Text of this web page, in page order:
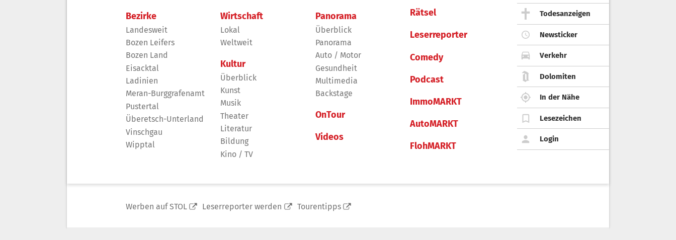
Bezirke
Landesweit
Bozen Leifers
Bozen Land
Eisacktal
Ladinien
Meran-Burggrafenamt
Pustertal
Überetsch-Unterland
Vinschgau
Wipptal
Wirtschaft
Lokal
Weltweit
Kultur
Überblick
Kunst
Musik
Theater
Literatur
Bildung
Kino / TV
Panorama
Überblick
Panorama
Auto / Motor
Gesundheit
Multimedia
Backstage
OnTour
Videos
Rätsel
Leserreporter
Comedy
Podcast
ImmoMARKT
AutoMARKT
FlohMARKT
Todesanzeigen
Newsticker
Verkehr
Dolomiten
In der Nähe
Lesezeichen
Login
Werben auf STOL Leserreporter werden Tourentipps